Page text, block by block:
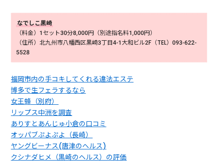
なでしこ黒崎
（料金）1セット30分8,000円（別途指名料1,000円）
（住所）北九州市八幡西区黒崎3丁目4-1大和ビル2F（TEL）093-622-
5528
福岡市内の手コキしてくれる違法エステ
博多で生フェラするなら
女王蜂（別府）
リップス中洲を調査
ありすとあんじゅ小倉の口コミ
オッパブぷよぷよ（長崎）
ヤングビーナス(唐津のヘルス)
クシナダヒメ（黒崎のヘルス）の評価